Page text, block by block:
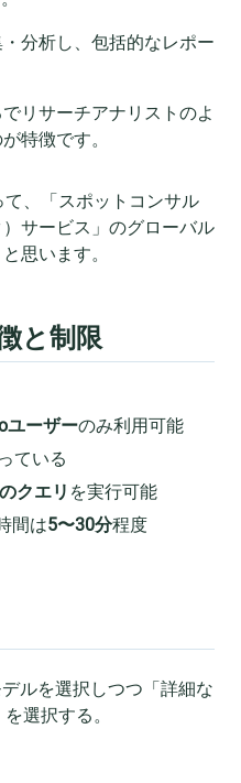
分析し、包括的なレポー
リサーチアナリストのよ
特徴です。
、「スポットコンサル
）サービス」のグローバル
思います。
と制限
ユーザーのみ利用可能
ている
クエリ を実行可能
間は5〜30分程度
ルを選択しつつ「詳細な
選択する。